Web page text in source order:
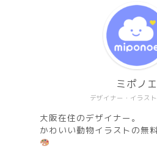
デザイナー・イラス
ミポノエ
大阪在住のデザイナー。
かわいい動物イラストの無